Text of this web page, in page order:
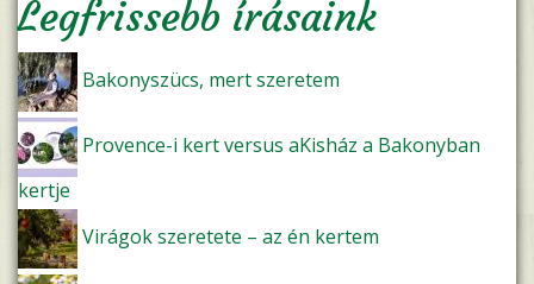
Legfrissebb írásaink
Bakonyszücs, mert szeretem
Provence-i kert versus aKisház a Bakonyban
kertje
Virágok szeretete – az én kertem